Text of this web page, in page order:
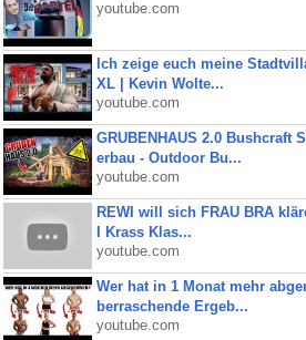
youtube.com
Ich zeige euch meine
XL | Kevin Wolte...
youtube.com
GRUBENHAUS 2.0 Bushcraft
erbau - Outdoor Bu...
youtube.com
REWI will sich FRAU BRA
I Krass Klas...
youtube.com
Wer hat in 1 Monat mehr
berraschende Ergeb...
youtube.com